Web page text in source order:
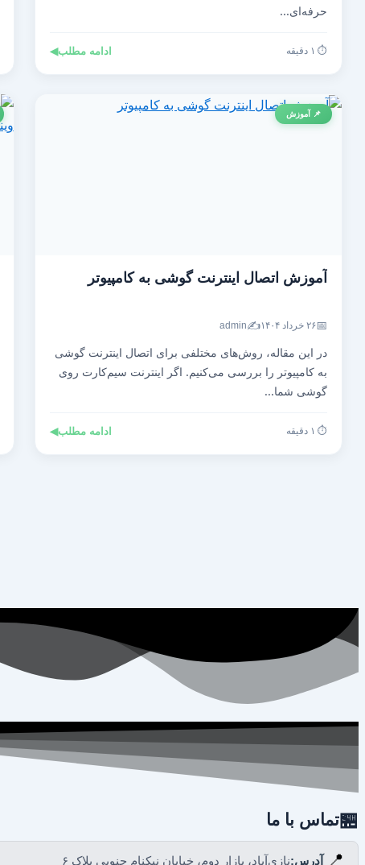
حرفه‌ای...
⏱️ ۱ دقیقه ادامه مطلب◀
📌 آموزش
آموزش اتصال اینترنت گوشی به کامپیوتر
📅۲۶ خرداد ۱۴۰۴ ✍️
admin
در این مقاله، روش‌های مختلفی برای اتصال اینترنت گوشی
به کامپیوتر را بررسی می‌کنیم. اگر اینترنت سیم‌کارت روی
گوشی شما...
⏱️ ۱ دقیقه ادامه مطلب◀
🏪تماس با ما
📍 آدرس:نازی‌آباد، بازار دوم، خیابان نیکنام جنوبی پلاک ۶